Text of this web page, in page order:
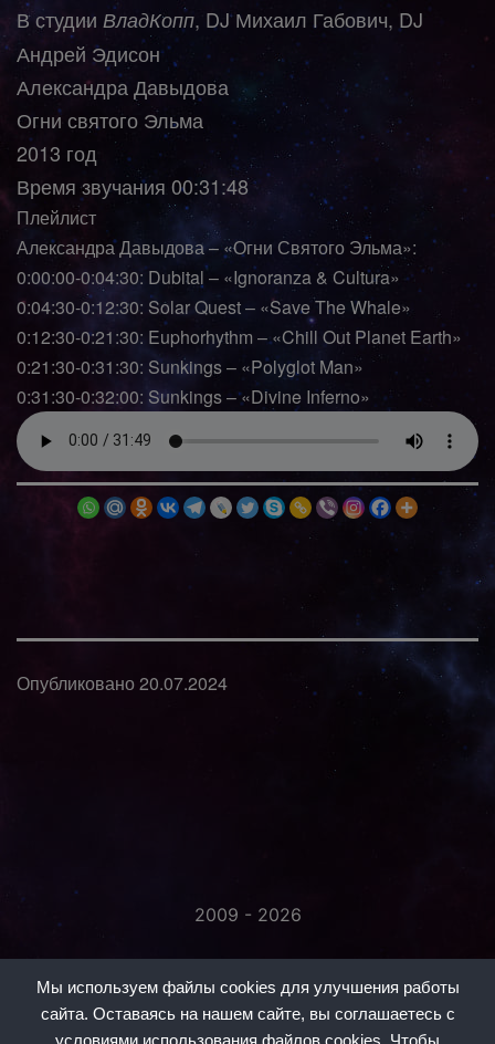
Мы используем файлы cookies для улучшения работы
сайта. Оставаясь на нашем сайте, вы соглашаетесь с
В студии ВладКопп, DJ Михаил Габович, DJ
Андрей Эдисон
Александра Давыдова
Огни святого Эльма
2013 год
Время звучания 00:31:48
Плейлист
Александра Давыдова – «Огни Святого Эльма»:
0:00:00-0:04:30: Dubital – «Ignoranza & Cultura»
0:04:30-0:12:30: Solar Quest – «Save The Whale»
0:12:30-0:21:30: Euphorhythm – «Chill Out Planet Earth»
0:21:30-0:31:30: Sunkings – «Polyglot Man»
0:31:30-0:32:00: Sunkings – «Divine Inferno»
Опубликовано20.07.2024
2009 - 2026